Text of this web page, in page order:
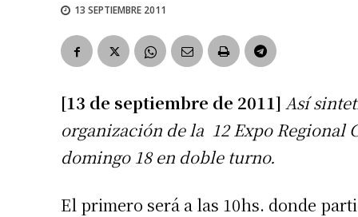
13 SEPTIEMBRE 2011
[13 de septiembre de 2011] Así
organización de la 12 Expo Regional
domingo 18 en doble turno.
El primero será a las 10hs. donde